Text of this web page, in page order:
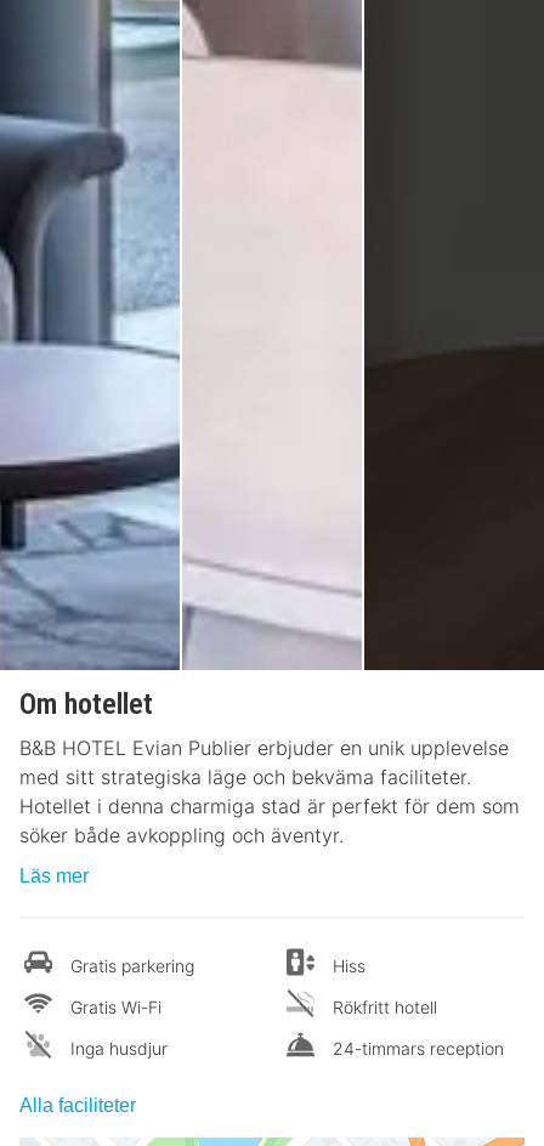
Om hotellet
B&B HOTEL Evian Publier erbjuder en unik upplevelse
med sitt strategiska läge och bekväma faciliteter.
Hotellet i denna charmiga stad är perfekt för dem som
söker både avkoppling och äventyr.
Läs mer
Gratis parkering
Gratis Wi-Fi
Inga husdjur
Hiss
Rökfritt hotell
24-timmars reception
Alla faciliteter